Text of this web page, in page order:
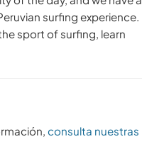
surfing experience.
sport of surfing, learn
consulta nuestras